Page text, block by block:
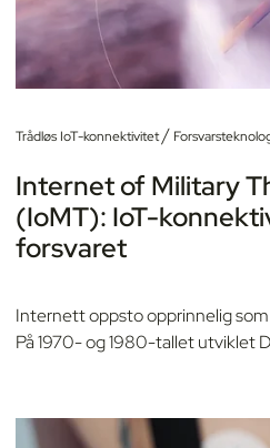
Trådløs IoT-konnektivitet/
Internet of Military
(IoMT): IoT-
forsvaret
Internett oppsto opprinnelig
På 1970- og 1980-tallet utviklet